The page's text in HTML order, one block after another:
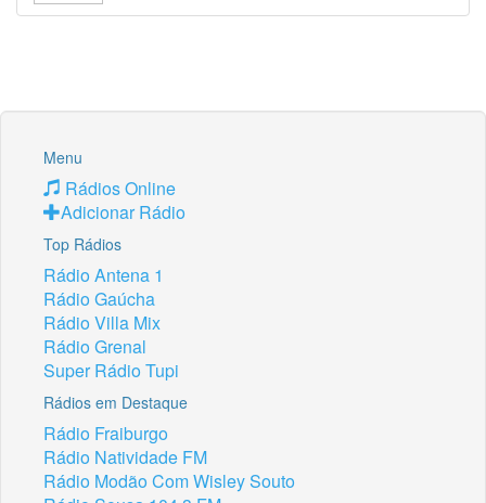
Menu
Rádios Online
Adicionar Rádio
Top Rádios
Rádio Antena 1
Rádio Gaúcha
Rádio Villa Mix
Rádio Grenal
Super Rádio Tupi
Rádios em Destaque
Rádio Fraiburgo
Rádio Natividade FM
Rádio Modão Com Wisley Souto